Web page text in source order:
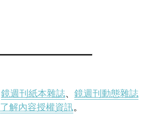
鏡週刊紙本雜誌、 鏡週刊動態雜誌
了解內容授權資訊。